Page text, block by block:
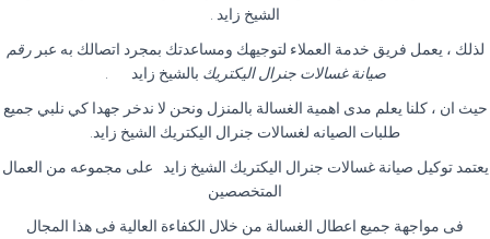
الشيخ زايد
لذلك ، يعمل فريق خدمة العملاء لتوجيهك ومساعدتك بمجرد اتصالك به عبررقم
صيانة غسالات جنرال اليكتريك بالشيخ زايد
حيث ان ، كلنا يعلم مدى اهمية الغسالة بالمنزل ونحن لا ندخر جهدا كي نلبي جميع
طلبات الصيانه لغسالات جنرال اليكتريك الشيخ زايد
يعتمد توكيل صيانة غسالات جنرال اليكتريك الشيخ زايد على مجموعه من العمال
المتخصصين
فى مواجهة جميع اعطال الغسالة من خلال الكفاءة العالية فى هذا المجال